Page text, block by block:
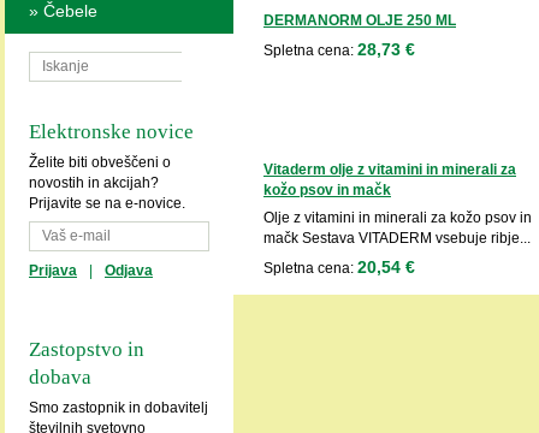
» Čebele
Elektronske novice
Želite biti obveščeni o
novostih in akcijah?
Prijavite se na e-novice.
Prijava Odjava
Zastopstvo in
dobava
Smo zastopnik in dobavitelj
številnih svetovno
DERMANORM OLJE 250 ML
Spletna cena: 28,73 €
Vitaderm olje z vitamini in minerali za
kožo psov in mačk
Olje z vitamini in minerali za kožo psov in
mačk Sestava VITADERM vsebuje ribje...
Spletna cena: 20,54 €